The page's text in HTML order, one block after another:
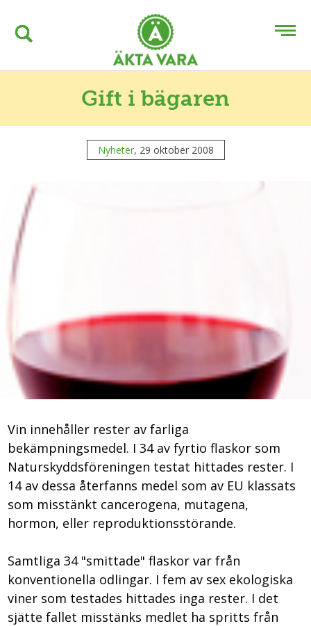
Gift i bägaren
Nyheter, 29 oktober 2008
Vin innehåller rester av farliga
bekämpningsmedel. I 34 av fyrtio flaskor som
Naturskyddsföreningen testat hittades rester. I
14 av dessa återfanns medel som av EU klassats
som misstänkt cancerogena, mutagena,
hormon, eller reproduktionsstörande.
Samtliga 34 "smittade" flaskor var från
konventionella odlingar. I fem av sex ekologiska
viner som testades hittades inga rester. I det
sjätte fallet misstänks medlet ha spritts från